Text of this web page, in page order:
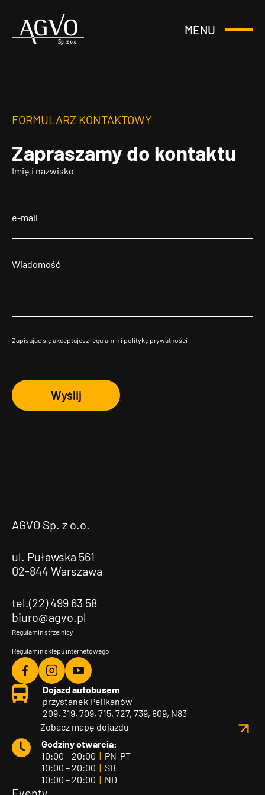
Header
MENU
Otwórz
FORMULARZ KONTAKTOWY
Zapraszamy do kontaktu
Zapisując się akceptujesz regulamin i politykę prywatności
Wyślij
AGVO Sp. z o.o.
ul. Puławska 561
02-844 Warszawa
tel.(22) 499 63 58
biuro@agvo.pl
Regulamin strzelnicy
Regulamin sklepu internetowego
Agvo
Facebook
Agvo
Instagram
Agvo
YouTube
Dojazd autobusem
przystanek Pelikanów
209, 319, 709, 715, 727, 739, 809, N83
Zobacz mapę dojazdu
Godziny otwarcia:
10:00 – 20:00 | PN-PT
10:00 – 20:00 | SB
10:00 – 20:00 | ND